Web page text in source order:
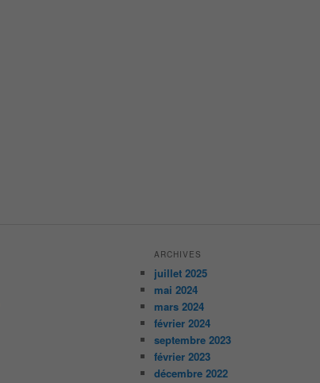
ARCHIVES
juillet 2025
mai 2024
mars 2024
février 2024
septembre 2023
février 2023
décembre 2022